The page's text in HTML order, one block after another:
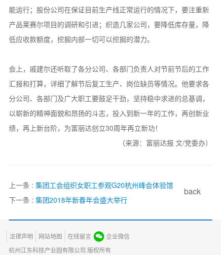
能运行；股份公司在保证目前生产线正常运行的情况下，要注重新
产品莱赛尔项目的调研和引进；织造几家公司，要降低库存量，降
低应收款额度，挖掘内部一切可以挖掘的潜力。
会上，戚建尔还听取了各分公司、各部门负责人对节前节后的工作
汇报和打算，详细了解节后复工生产、岗位缺员等情况。他要求各
分公司、各部门及广大职工要鼓足干劲，坚持稳中求进的总基调，
以崭新的精神面貌和昂扬的斗志，投入到新一年的工作，再创新业
绩，再上新台阶，为富丽达创立30周年再立新功！
（来源：富丽达报 文/党委办）
上一条 : 集团工会组织女职工参观G20杭州峰会体验馆
下一条 : 集团2018年新春年会盛大举行
back
法律声明 网站地图 在线留言
企业微信
杭州江东科技产业园有限公司 版权所有